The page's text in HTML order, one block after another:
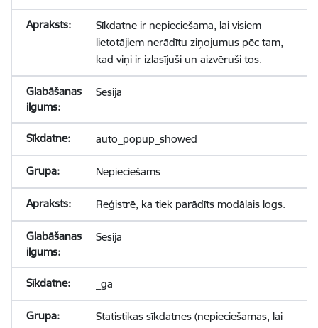
Sīkdatne ir nepieciešama, lai visiem
lietotājiem nerādītu ziņojumus pēc tam,
kad viņi ir izlasījuši un aizvēruši tos.
Sesija
auto_popup_showed
Nepieciešams
Reģistrē, ka tiek parādīts modālais logs.
Sesija
_ga
Statistikas sīkdatnes (nepieciešamas, lai